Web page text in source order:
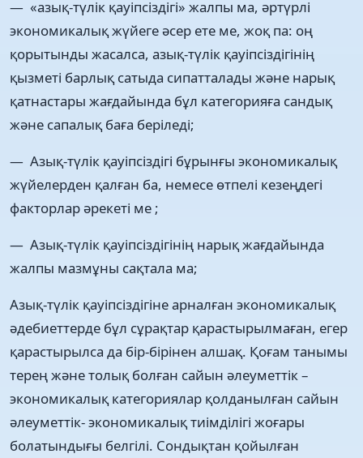
— «азық-түлік қауіпсіздігі» жалпы ма, әртүрлі
экономикалық жүйеге әсер ете ме, жоқ па: оң
қорытынды жасалса, азық-түлік қауіпсіздігінің
қызметі барлық сатыда сипатталады және нарық
қатнастары жағдайында бұл категорияға сандық
және сапалық баға беріледі;
— Азық-түлік қауіпсіздігі бұрынғы экономикалық
жүйелерден қалған ба, немесе өтпелі кезеңдегі
факторлар әрекеті ме ;
— Азық-түлік қауіпсіздігінің нарық жағдайында
жалпы мазмұны сақтала ма;
Азық-түлік қауіпсіздігіне арналған экономикалық
әдебиеттерде бұл сұрақтар қарастырылмаған, егер
қарастырылса да бір-бірінен алшақ. Қоғам танымы
терең және толық болған сайын әлеуметтік –
экономикалық категориялар қолданылған сайын
әлеуметтік- экономикалық тиімділігі жоғары
болатындығы белгілі. Сондықтан қойылған